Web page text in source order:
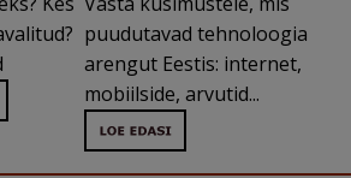
puudutavad tehnoloogia
arengut Eestis: internet,
mobiilside, arvutid...